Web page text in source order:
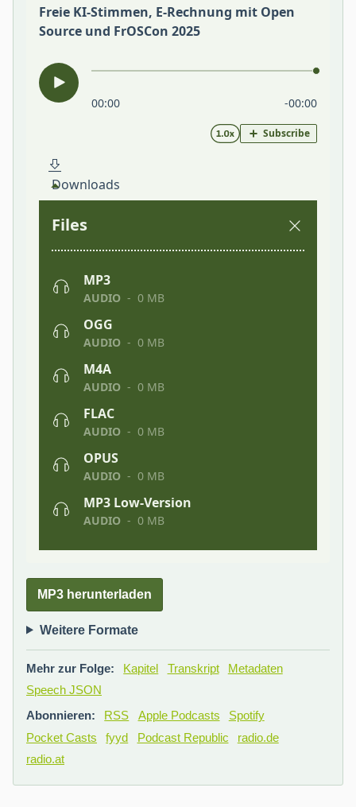
MP3 herunterladen
Weitere Formate
Mehr zur Folge: Kapitel Transkript
Metadaten
Speech JSON
Abonnieren:
RSS Apple Podcasts
Spotify
Pocket Casts
fyyd Podcast Republic
radio.de
radio.at